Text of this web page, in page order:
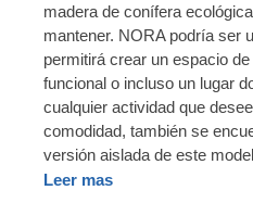
madera de conífera
mantener. NORA podría ser
permitirá crear un espacio
funcional o incluso un lugar
cualquier actividad que
comodidad, también se
versión aislada de este
Leer mas